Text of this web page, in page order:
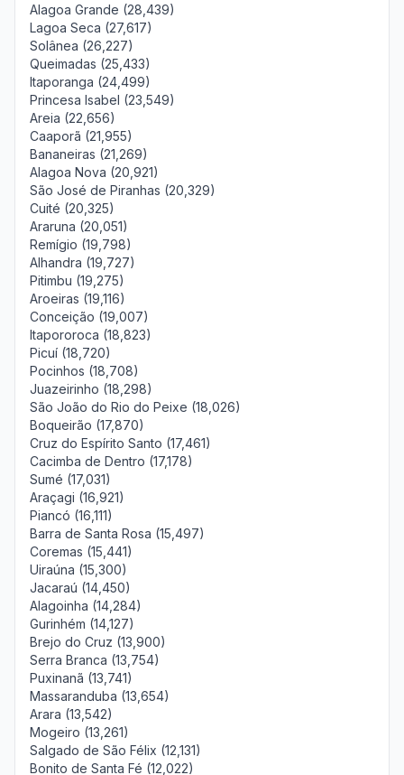
Alagoa Grande (28,439)
Lagoa Seca (27,617)
Solânea (26,227)
Queimadas (25,433)
Itaporanga (24,499)
Princesa Isabel (23,549)
Areia (22,656)
Caaporã (21,955)
Bananeiras (21,269)
Alagoa Nova (20,921)
São José de Piranhas (20,329)
Cuité (20,325)
Araruna (20,051)
Remígio (19,798)
Alhandra (19,727)
Pitimbu (19,275)
Aroeiras (19,116)
Conceição (19,007)
Itapororoca (18,823)
Picuí (18,720)
Pocinhos (18,708)
Juazeirinho (18,298)
São João do Rio do Peixe (18,026)
Boqueirão (17,870)
Cruz do Espírito Santo (17,461)
Cacimba de Dentro (17,178)
Sumé (17,031)
Araçagi (16,921)
Piancó (16,111)
Barra de Santa Rosa (15,497)
Coremas (15,441)
Uiraúna (15,300)
Jacaraú (14,450)
Alagoinha (14,284)
Gurinhém (14,127)
Brejo do Cruz (13,900)
Serra Branca (13,754)
Puxinanã (13,741)
Massaranduba (13,654)
Arara (13,542)
Mogeiro (13,261)
Salgado de São Félix (12,131)
Bonito de Santa Fé (12,022)